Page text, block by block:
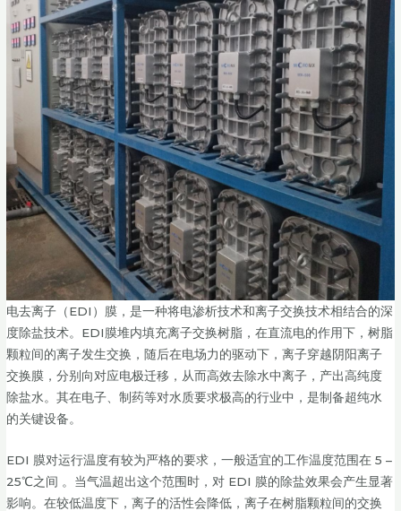
电去离子（EDI）膜，是一种将电渗析技术和离子交换技术相结合的深
度除盐技术。EDI膜堆内填充离子交换树脂，在直流电的作用下，树脂
颗粒间的离子发生交换，随后在电场力的驱动下，离子穿越阴阳离子
交换膜，分别向对应电极迁移，从而高效去除水中离子，产出高纯度
除盐水。其在电子、制药等对水质要求极高的行业中，是制备超纯水
的关键设备。
EDI 膜对运行温度有较为严格的要求，一般适宜的工作温度范围在 5 –
25℃之间 。当气温超出这个范围时，对 EDI 膜的除盐效果会产生显著
影响。在较低温度下，离子的活性会降低，离子在树脂颗粒间的交换